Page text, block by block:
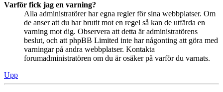
Varför fick jag en varning?
Alla administratörer har egna regler för sina webbplatser. Om
de anser att du har brutit mot en regel så kan de utfärda en
varning mot dig. Observera att detta är administratörens
beslut, och att phpBB Limited inte har någonting att göra med
varningar på andra webbplatser. Kontakta
forumadministratören om du är osäker på varför du varnats.
Upp